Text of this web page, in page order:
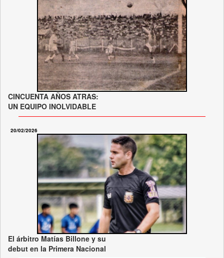
CINCUENTA AÑOS ATRAS:
UN EQUIPO INOLVIDABLE
20/02/2026
El árbitro Matías Billone y su
debut en la Primera Nacional